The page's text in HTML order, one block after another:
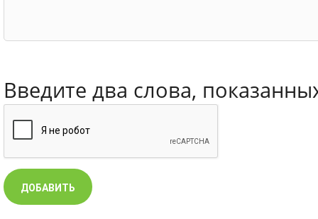
Введите два слова,